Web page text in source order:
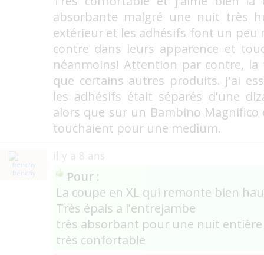
absorbante malgré une nuit très
extérieur et les adhésifs font un peu
contre dans leurs apparence et
néanmoins! Attention par contre,
que certains autres produits. J'ai
les adhésifs était séparés d'une
alors que sur un Bambino Magnifico
touchaient pour une medium.
frenchy
il y a 8 ans
Pour :
La coupe en XL qui remonte bien
Très épais a l'entrejambe
très absorbant pour une nuit entière
très confortable